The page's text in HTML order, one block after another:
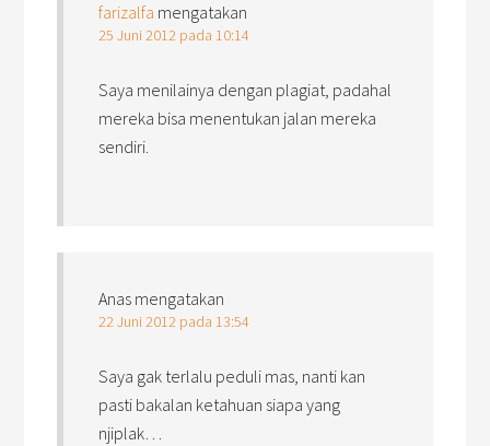
farizalfa mengatakan
25 Juni 2012 pada 10:14
Saya menilainya dengan plagiat, padahal
mereka bisa menentukan jalan mereka
sendiri.
Anas mengatakan
22 Juni 2012 pada 13:54
Saya gak terlalu peduli mas, nanti kan
pasti bakalan ketahuan siapa yang
njiplak…